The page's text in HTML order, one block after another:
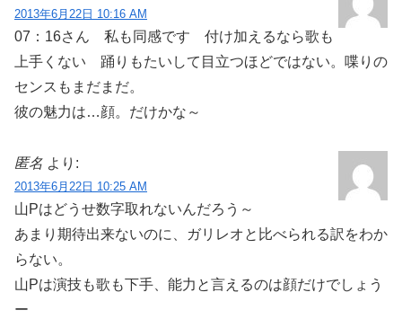
2013年6月22日 10:16 AM
07：16さん 私も同感です 付け加えるなら歌も
上手くない 踊りもたいして目立つほどではない。喋りの
センスもまだまだ。
彼の魅力は…顔。だけかな～
匿名 より:
2013年6月22日 10:25 AM
山Pはどうせ数字取れないんだろう～
あまり期待出来ないのに、ガリレオと比べられる訳をわか
らない。
山Pは演技も歌も下手、能力と言えるのは顔だけでしょう
ー